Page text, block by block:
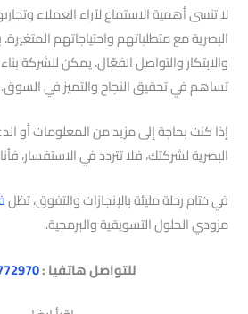
لا تنسى أهمية الاستماع لآراء العملاء
البصرية مع متطلباتهم واحتياجاتهم المتغيرة.
والابتكار والتواصل الفعّال. يمكن للشركة
تساهم في تحقيق النجاح والتميز في السوق.
إذا كنت بحاجة إلى مزيد من المعلومات أو
البصرية لشركتك، فلا تتردد في الاستفسار،
في ختام رحلة مليئة بالإنجازات والتفوق، تظل
مزودي الحلول التسويقية والبرمجية.
للتواصل هاتفيا :01558772970